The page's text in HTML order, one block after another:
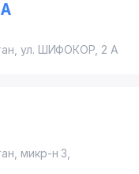
ул. ШИФОКОР , 2 А
микр-н 3